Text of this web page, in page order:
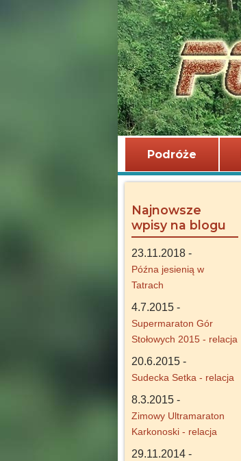
Podróże
Najnowsze
wpisy na blogu
23.11.2018 -
Późna jesienią w
Tatrach
4.7.2015 -
Supermaraton Gór
Stołowych 2015 - relacja
20.6.2015 -
Sudecka Setka - relacja
8.3.2015 -
Zimowy Ultramaraton
Karkonoski - relacja
29.11.2014 -